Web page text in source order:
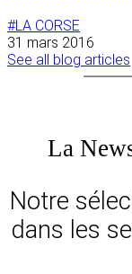
#LA CORSE
31 mars 2016
See all blog articles
La
Notre
dans les